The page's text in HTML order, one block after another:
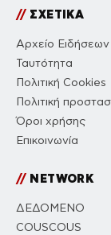
//ΣΧΕΤΙΚΑ
Αρχείο Ειδήσεων
Ταυτότητα
Πολιτική Cookies
Πολιτική
Όροι χρήσης
Επικοινωνία
//NETWORK
ΔΕΔΟΜΕΝΟ
COUSCOUS